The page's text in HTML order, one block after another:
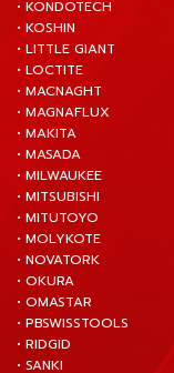
• KONDOTECH
• KOSHIN
• LITTLE GIANT
• LOCTITE
• MACNAGHT
• MAGNAFLUX
• MAKITA
• MASADA
• MILWAUKEE
• MITSUBISHI
• MITUTOYO
• MOLYKOTE
• NOVATORK
• OKURA
• OMASTAR
• PBSWISSTOOLS
• RIDGID
• SANKI